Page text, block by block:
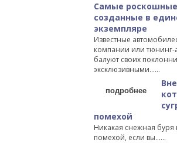
Самые
созданные в
экземпляре
Известные
компании или тюнинг-
балуют своих
эксклюзивными…...
подробнее
помехой
Никакая снежная буря
помехой, если вы…...